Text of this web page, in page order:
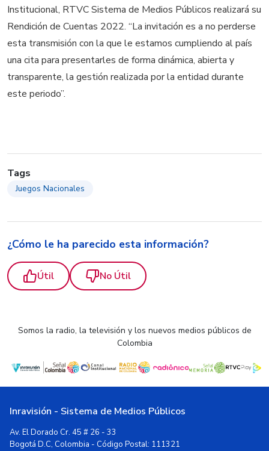
Institucional, RTVC Sistema de Medios Públicos realizará su
Rendición de Cuentas 2022. “La invitación es a no perderse
esta transmisión con la que le estamos cumpliendo al país
una cita para presentarles de forma dinámica, abierta y
transparente, la gestión realizada por la entidad durante
este periodo”.
Tags
Juegos Nacionales
¿Cómo le ha parecido esta información?
Útil No Útil
Somos la radio, la televisión y los nuevos medios públicos de
Colombia
Inravisión - Sistema de Medios Públicos
Av. El Dorado Cr. 45 # 26 - 33
Bogotá D.C, Colombia - Código Postal: 111321